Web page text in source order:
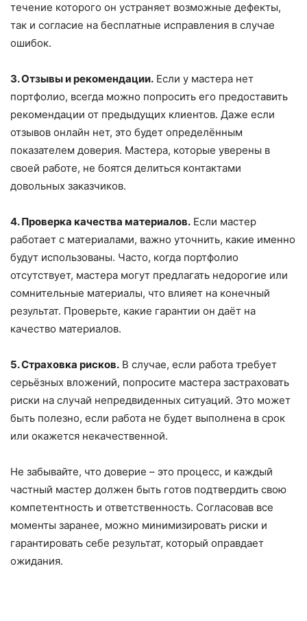
течение которого он устраняет возможные дефекты,
так и согласие на бесплатные исправления в случае
ошибок.
3. Отзывы и рекомендации. Если у мастера нет
портфолио, всегда можно попросить его предоставить
рекомендации от предыдущих клиентов. Даже если
отзывов онлайн нет, это будет определённым
показателем доверия. Мастера, которые уверены в
своей работе, не боятся делиться контактами
довольных заказчиков.
4. Проверка качества материалов. Если мастер
работает с материалами, важно уточнить, какие именно
будут использованы. Часто, когда портфолио
отсутствует, мастера могут предлагать недорогие или
сомнительные материалы, что влияет на конечный
результат. Проверьте, какие гарантии он даёт на
качество материалов.
5. Страховка рисков. В случае, если работа требует
серьёзных вложений, попросите мастера застраховать
риски на случай непредвиденных ситуаций. Это может
быть полезно, если работа не будет выполнена в срок
или окажется некачественной.
Не забывайте, что доверие – это процесс, и каждый
частный мастер должен быть готов подтвердить свою
компетентность и ответственность. Согласовав все
моменты заранее, можно минимизировать риски и
гарантировать себе результат, который оправдает
ожидания.